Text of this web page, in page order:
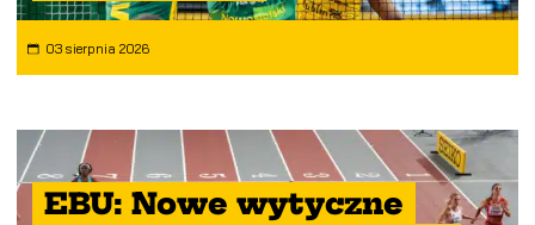
03 sierpnia 2026
EBU: Nowe wytyczne